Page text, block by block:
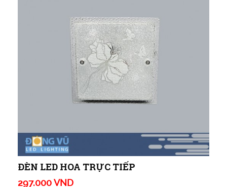
ĐÈN LED HOA TRỰC TIẾP
297.000 VND